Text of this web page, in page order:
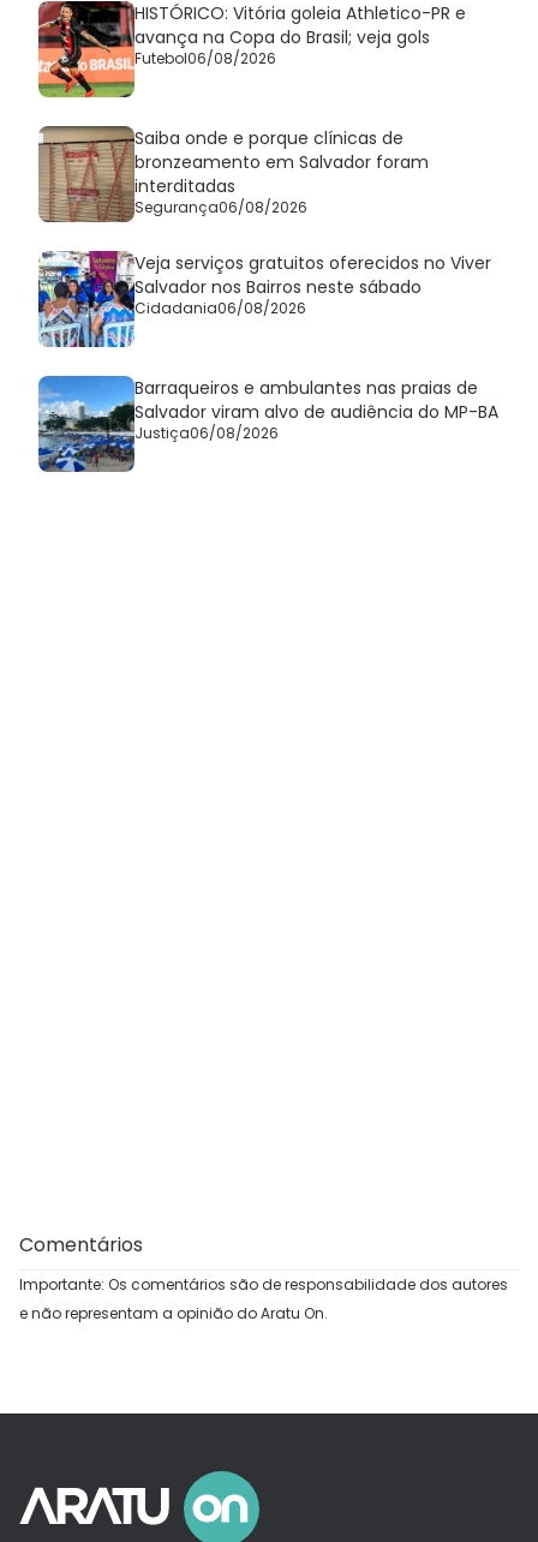
HISTÓRICO: Vitória goleia Athletico-PR e
avança na Copa do Brasil; veja gols
Futebol06/08/2026
Saiba onde e porque clínicas de
bronzeamento em Salvador foram
interditadas
Segurança06/08/2026
Veja serviços gratuitos oferecidos no Viver
Salvador nos Bairros neste sábado
Cidadania06/08/2026
Barraqueiros e ambulantes nas praias de
Salvador viram alvo de audiência do MP-BA
Justiça06/08/2026
Comentários
Importante: Os comentários são de responsabilidade dos autores
e não representam a opinião do Aratu On.